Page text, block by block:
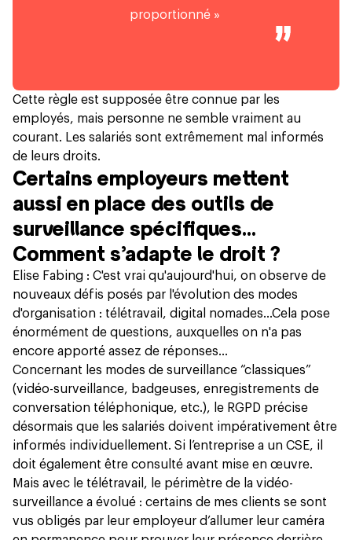
proportionné »
Cette règle est supposée être connue par les
employés, mais personne ne semble vraiment au
courant. Les salariés sont extrêmement mal informés
de leurs droits.
Certains employeurs mettent
aussi en place des outils de
surveillance spécifiques…
Comment s’adapte le droit ?
Elise Fabing : C'est vrai qu'aujourd'hui, on observe de
nouveaux défis posés par l'évolution des modes
d'organisation : télétravail, digital nomades...Cela pose
énormément de questions, auxquelles on n'a pas
encore apporté assez de réponses…
Concernant les modes de surveillance “classiques”
(vidéo-surveillance, badgeuses, enregistrements de
conversation téléphonique, etc.), le RGPD précise
désormais que les salariés doivent impérativement être
informés individuellement. Si l’entreprise a un CSE, il
doit également être consulté avant mise en œuvre.
Mais avec le télétravail, le périmètre de la vidéo-
surveillance a évolué : certains de mes clients se sont
vus obligés par leur employeur d’allumer leur caméra